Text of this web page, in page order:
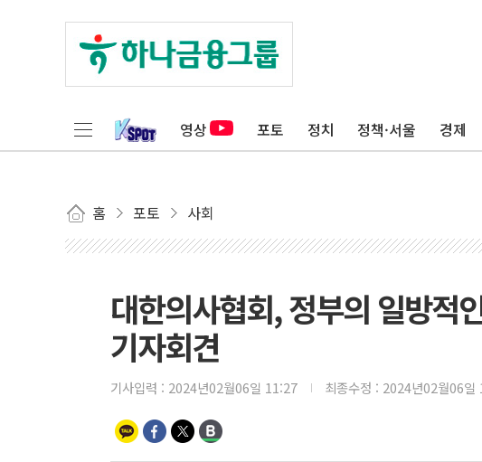
영상 포토 정치 정책·서울 경제
홈 포토 사회
대한의사협회, 정부의 일방적
기자회견
기사입력 : 2024년02월06일 11:27 최종수정 : 2024년02월06일